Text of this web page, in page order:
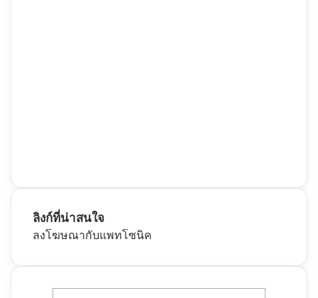
ลิงก์ที่น่าสนใจ
ลงโฆษณากับแพทโซนิค